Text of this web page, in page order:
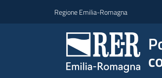
Regione Emilia-Romagna